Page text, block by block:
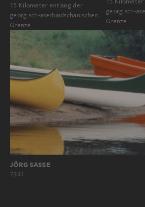
15 Kilometer entlang der
georgisch-aserbaidschanischen
Grenze
georgisch-
Grenze
JÖRG SASSE
7341